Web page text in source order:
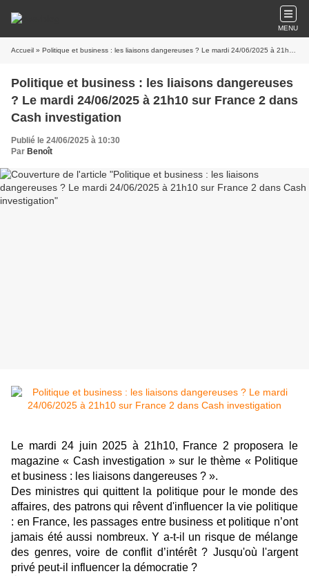
MENU
Accueil » Politique et business : les liaisons dangereuses ? Le mardi 24/06/2025 à 21h10 sur France 2 dans Cash investigation
Politique et business : les liaisons dangereuses
? Le mardi 24/06/2025 à 21h10 sur France 2 dans
Cash investigation
Publié le 24/06/2025 à 10:30
Par Benoît
Le mardi 24 juin 2025 à 21h10, France 2 proposera le
magazine « Cash investigation » sur le thème « Politique
et business : les liaisons dangereuses ? ».
Des ministres qui quittent la politique pour le monde des
affaires, des patrons qui rêvent d'influencer la vie politique
: en France, les passages entre business et politique n’ont
jamais été aussi nombreux. Y a-t-il un risque de mélange
des genres, voire de conflit d’intérêt ? Jusqu'où l'argent
privé peut-il influencer la démocratie ?